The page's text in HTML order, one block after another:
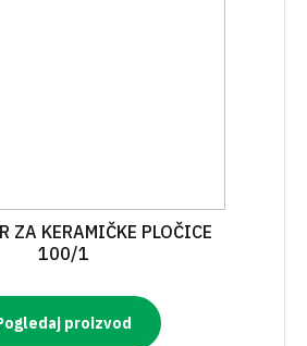
ZA KERAMIČKE PLOČICE
100/1
proizvod